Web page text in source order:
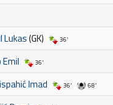
Lukas(GK) 36'
Emil 36'
Imad 36' 68'